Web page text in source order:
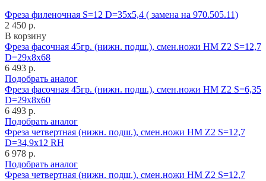
Фреза филеночная S=12 D=35x5,4 ( замена на 970.505.11)
2 450 р.
В корзину
Фреза фасочная 45гр. (нижн. подш.), смен.ножи HM Z2 S=12,7
D=29x8x68
6 493 р.
Подобрать аналог
Фреза фасочная 45гр. (нижн. подш.), смен.ножи HM Z2 S=6,35
D=29x8x60
6 493 р.
Подобрать аналог
Фреза четвертная (нижн. подш.), смен.ножи HM Z2 S=12,7
D=34,9x12 RH
6 978 р.
Подобрать аналог
Фреза четвертная (нижн. подш.), смен.ножи HM Z2 S=12,7